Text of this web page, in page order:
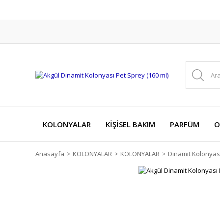
KOLONYALAR KİŞİSEL BAKIM PARFÜM
Anasayfa KOLONYALAR KOLONYALAR Dinamit